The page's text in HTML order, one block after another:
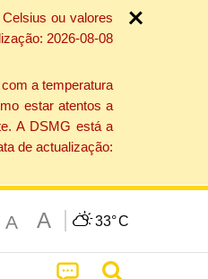
ou valores
2026-08-08
a temperatura
estar atentos a
A DSMG está a
de actualização:
A A 33°C